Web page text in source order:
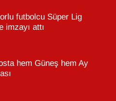
futbolcu Süper Lig
imzayı attı
hem Güneş hem Ay